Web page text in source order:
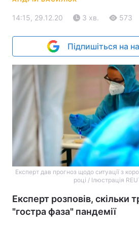
14:15, 29.12.20 3 хв. 573
Підпишіться на
Експерт дав прогноз щодо ситуації з
році / Ілюстрація
Експерт розповів, скільки
"гостра фаза" пандемії